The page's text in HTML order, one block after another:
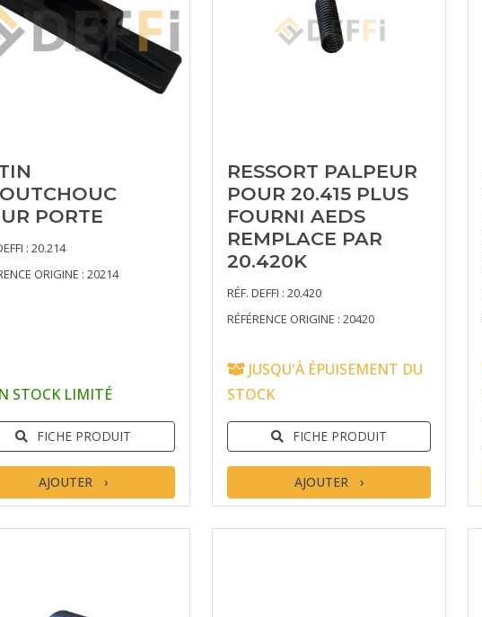
PORTE
: 20.214
ORIGINE : 20214
STOCK LIMITÉ
FICHE PRODUIT
AJOUTER
RESSORT PALPEUR
POUR 20.415 PLUS
FOURNI AEDS
REMPLACE PAR
20.420K
RÉF. DEFFI : 20.420
RÉFÉRENCE ORIGINE : 20420
JUSQU'À ÉPUISEMENT DU
STOCK
FICHE PRODUIT
AJOUTER